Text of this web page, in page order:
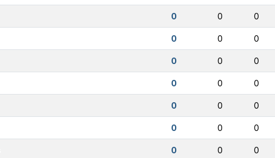
0 0 0
0 0 0
0 0 0
0 0 0
0 0 0
0 0 0
0 0 0